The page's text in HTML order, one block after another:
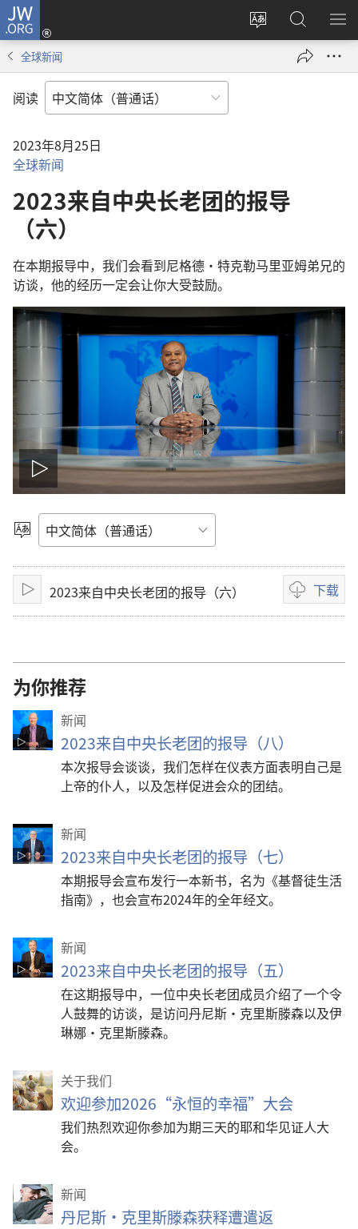
JW.ORG
更
登
录
（打
搜
索
JW.ORG
显
全球新闻
阅读
2023年8月25日
全球新闻
2023来自中央长老团的报导
（六）
在本期报导中，我们会看到尼格德·特克勒马里亚姆弟兄的
访谈，他的经历一定会让你大受鼓励。
播
放
影
片
选
语
言
播
放
2023来自中央长老团的报导（六） 下载
影
片
为你推荐
新闻
2023来自中央长老团的报导（八）
本次报导会谈谈，我们怎样在仪表方面表明自己是
上帝的仆人，以及怎样促进会众的团结。
新闻
2023来自中央长老团的报导（七）
本期报导会宣布发行一本新书，名为《基督徒生活
指南》，也会宣布2024年的全年经文。
新闻
2023来自中央长老团的报导（五）
在这期报导中，一位中央长老团成员介绍了一个令
人鼓舞的访谈，是访问丹尼斯·克里斯滕森以及伊
琳娜·克里斯滕森。
关于我们
欢迎参加2026“永恒的幸福”大会
我们热烈欢迎你参加为期三天的耶和华见证人大
会。
新闻
丹尼斯·克里斯滕森获释遭遣返